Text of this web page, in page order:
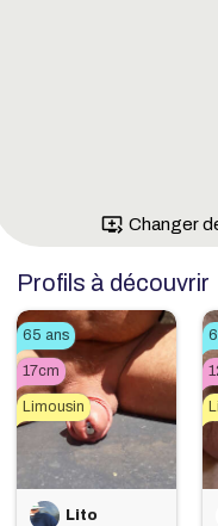
queue_play_next Changer
Profils à découvrir
65 ans
17cm
Limousin
Lito